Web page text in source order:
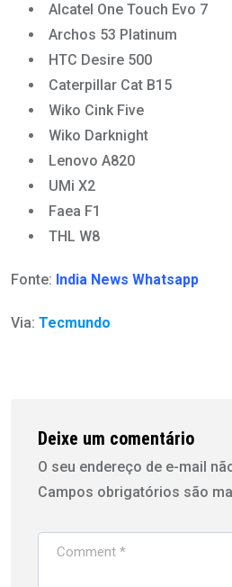
Alcatel One Touch Evo 7
Archos 53 Platinum
HTC Desire 500
Caterpillar Cat B15
Wiko Cink Five
Wiko Darknight
Lenovo A820
UMi X2
Faea F1
THL W8
Fonte: India News Whatsapp
Via: Tecmundo
Deixe um comentário
O seu endereço de e-mail
Campos obrigatórios são